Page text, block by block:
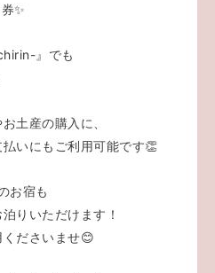
✨️
』でも
土産の購入に、
いにもご利用可能です👏
お宿も
りいただけます！
ださいませ😊